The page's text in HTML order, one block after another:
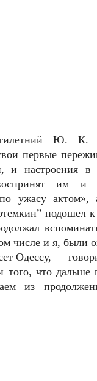
Ю. К.
первые
и настроения в
им и
ужасу актом»,
подошел
числе и я, были
Одессу, —
того, что дальше
из